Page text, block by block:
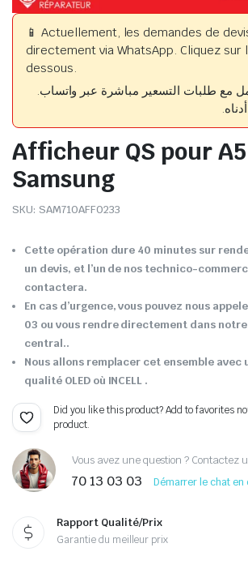
📱 Actuellement, les demandes de
directement via WhatsApp. Cliquez
dessous.
مع طلبات التسعير مباشرة عبر واتساب.
Afficheur QS pour
Samsung
SKU: SAM710AFF0233
Cette opération dure 40 minutes sur
un devis, et l’un de nos technico-
contactera.
En cas d’urgence, vous pouvez nous
03 ou vous rendre directement dans
central..
Nous allons remplacer cet ensemble avec
qualité OLED où INCELL .
Did you like this product? Add to favorites
product.
Vous avez une question ? Contactez
70 13 03 03 Démarrer le chat en
Rapport Qualité/Prix
Garantie du meilleur prix